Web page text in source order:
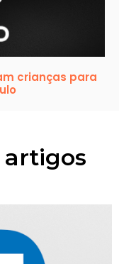
crianças para
artigos